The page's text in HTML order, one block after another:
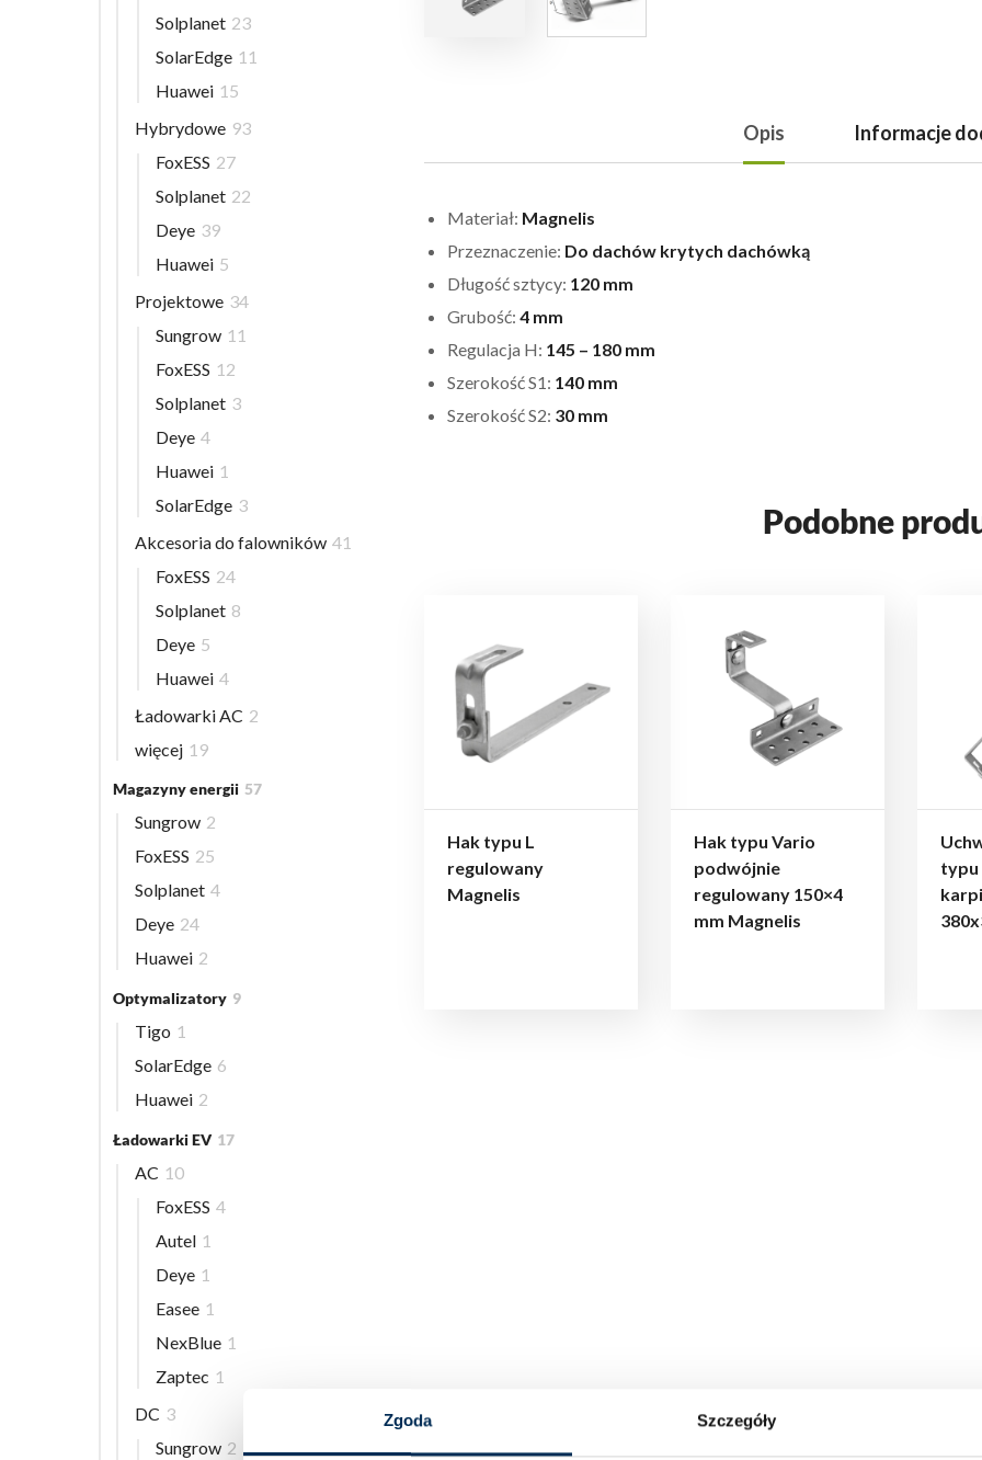
Zgoda Szczegóły
Opis Informacje
Materiał: Magnelis
Przeznaczenie: Do dachów krytych dachówką
Długość sztycy: 120 mm
Grubość: 4 mm
Regulacja H: 145 – 180 mm
Szerokość S1: 140 mm
Szerokość S2: 30 mm
Podobne
Hak typu L
regulowany
Magnelis
Hak typu Vario
podwójnie
regulowany 150×4
mm Magnelis
typu
Solplanet 23
SolarEdge 11
Huawei 15
Hybrydowe 93
FoxESS 27
Solplanet 22
Deye 39
Huawei 5
Projektowe 34
Sungrow 11
FoxESS 12
Solplanet 3
Deye 4
Huawei 1
SolarEdge 3
Akcesoria do falowników 41
FoxESS 24
Solplanet 8
Deye 5
Huawei 4
Ładowarki AC 2
więcej 19
Magazyny energii 57
Sungrow 2
FoxESS 25
Solplanet 4
Deye 24
Huawei 2
Optymalizatory 9
Tigo 1
SolarEdge 6
Huawei 2
Ładowarki EV 17
AC 10
FoxESS 4
Autel 1
Deye 1
Easee 1
NexBlue 1
Zaptec 1
DC 3
Sungrow 2